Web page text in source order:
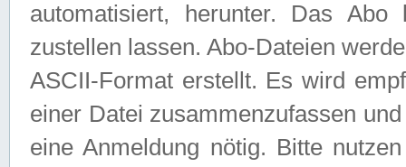
automatisiert, herunter. Das
zustellen lassen. Abo-Dateien
ASCII-Format erstellt. Es wird
einer Datei zusammenzufassen
eine Anmeldung nötig. Bitte